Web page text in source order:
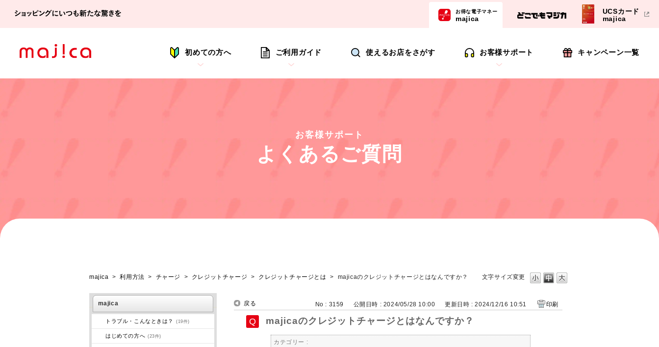
お得な電子マネー
majica
UCSカード
majica
初めての方へ ご利用ガイド 使えるお店をさがす お客様サポート キャンペーン一覧
お客様サポート
よくあるご質問
文字サイズ変更
majica > 利用方法 > チャージ > クレジットチャージ > クレジットチャージとは > majicaのクレジットチャージとはなんですか？
majica
トラブル・こんなときは？ (19件)
はじめての方へ (23件)
戻る No : 3159 公開日時 : 2024/05/28 10:00 更新日時 : 2024/12/16 10:51 印刷
majicaのクレジットチャージとはなんですか？
カテゴリー :